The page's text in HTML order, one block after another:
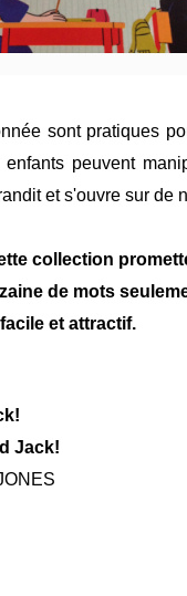
sont pratiques
peuvent
et s'ouvre sur de
collection
de mots
facile et attractif.
Jack!